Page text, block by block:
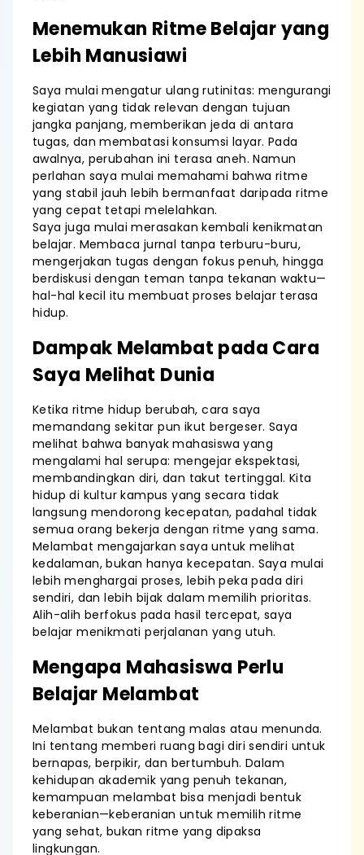
Menemukan Ritme Belajar yang
Lebih Manusiawi
Saya mulai mengatur ulang rutinitas: mengurangi
kegiatan yang tidak relevan dengan tujuan
jangka panjang, memberikan jeda di antara
tugas, dan membatasi konsumsi layar. Pada
awalnya, perubahan ini terasa aneh. Namun
perlahan saya mulai memahami bahwa ritme
yang stabil jauh lebih bermanfaat daripada ritme
yang cepat tetapi melelahkan.
Saya juga mulai merasakan kembali kenikmatan
belajar. Membaca jurnal tanpa terburu-buru,
mengerjakan tugas dengan fokus penuh, hingga
berdiskusi dengan teman tanpa tekanan waktu—
hal-hal kecil itu membuat proses belajar terasa
hidup.
Dampak Melambat pada Cara
Saya Melihat Dunia
Ketika ritme hidup berubah, cara saya
memandang sekitar pun ikut bergeser. Saya
melihat bahwa banyak mahasiswa yang
mengalami hal serupa: mengejar ekspektasi,
membandingkan diri, dan takut tertinggal. Kita
hidup di kultur kampus yang secara tidak
langsung mendorong kecepatan, padahal tidak
semua orang bekerja dengan ritme yang sama.
Melambat mengajarkan saya untuk melihat
kedalaman, bukan hanya kecepatan. Saya mulai
lebih menghargai proses, lebih peka pada diri
sendiri, dan lebih bijak dalam memilih prioritas.
Alih-alih berfokus pada hasil tercepat, saya
belajar menikmati perjalanan yang utuh.
Mengapa Mahasiswa Perlu
Belajar Melambat
Melambat bukan tentang malas atau menunda.
Ini tentang memberi ruang bagi diri sendiri untuk
bernapas, berpikir, dan bertumbuh. Dalam
kehidupan akademik yang penuh tekanan,
kemampuan melambat bisa menjadi bentuk
keberanian—keberanian untuk memilih ritme
yang sehat, bukan ritme yang dipaksa
lingkungan.